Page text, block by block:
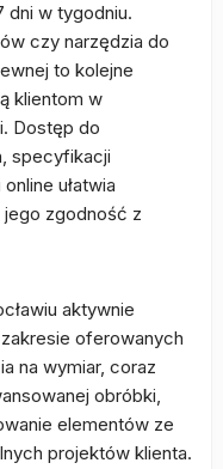
dni w tygodniu.
czy narzędzia do
to kolejne
klientom w
Dostęp do
specyfikacji
ułatwia
jego zgodność z
aktywnie
oferowanych
na wymiar, coraz
obróbki,
elementów ze
projektów klienta.